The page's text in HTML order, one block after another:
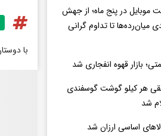
با
موبایل در پنج ماه؛ از جهش
میان‌رده‌ها تا تداوم گرانی
بازار قهوه انفجاری شد
هر کیلو گوشت گوسفندی
شد
اساسی ارزان شد